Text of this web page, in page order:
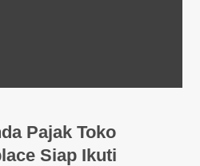
Pajak Toko
Siap Ikuti